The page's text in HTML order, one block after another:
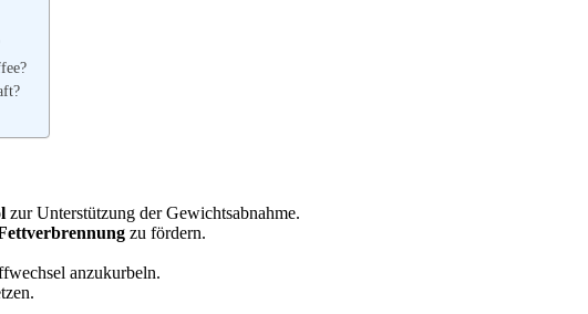
zur Unterstützung der Gewichtsabnahme.
zu fördern.
anzukurbeln.